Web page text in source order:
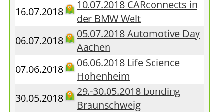
16.07.2018
10.07.2018 CARconnects in
der BMW Welt
06.07.2018
05.07.2018 Automotive Day
Aachen
07.06.2018
06.06.2018 Life Science
Hohenheim
30.05.2018
29.-30.05.2018 bonding
Braunschweig